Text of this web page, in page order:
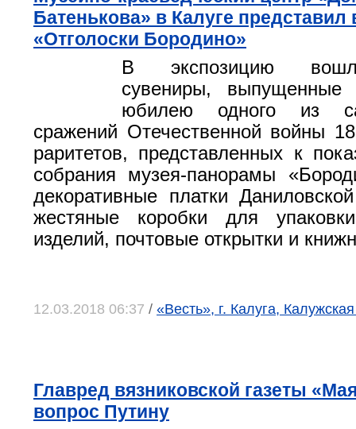
Батенькова» в Калуге представил
«Отголоски Бородино»
В экспозицию
сувениры, выпущенные
юбилею одного из
сражений Отечественной войны
раритетов, представленных к
собрания музея-панорамы
декоративные платки
жестяные коробки для упаковки
изделий, почтовые открытки и
12.03.2018 06:37 / «Весть», г. Калуга,
Главред вязниковской газеты
вопрос Путину